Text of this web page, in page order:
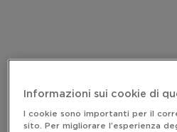
Informazioni sui cookie di
I cookie sono importanti per il
sito. Per migliorare l’esperienza